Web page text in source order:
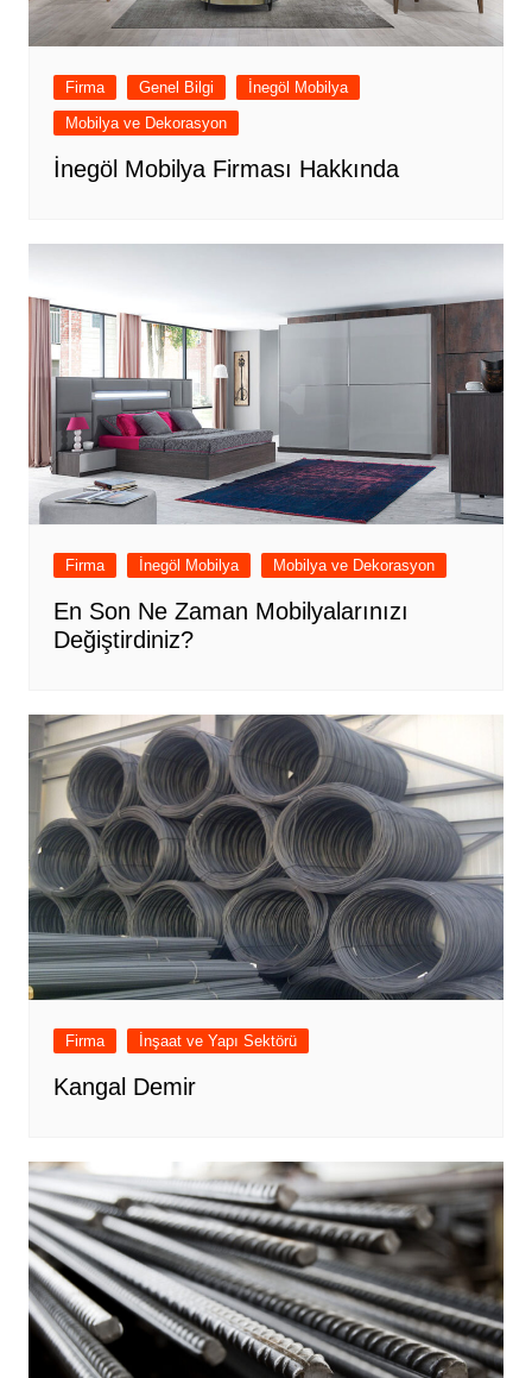
Firma Genel Bilgi
İnegöl Mobilya
Mobilya ve Dekorasyon
İnegöl Mobilya Firması Hakkında
Firma İnegöl Mobilya Mobilya ve Dekorasyon
En Son Ne Zaman Mobilyalarınızı
Değiştirdiniz?
Firma İnşaat ve Yapı Sektörü
Kangal Demir